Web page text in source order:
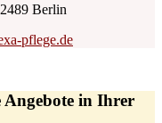
Berlin
pflege.de
Angebote in Ihrer